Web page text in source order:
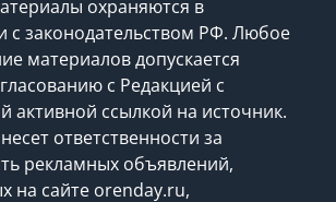
охраняются в
с законодательством РФ. Любое
материалов допускается
с Редакцией с
активной ссылкой на источник.
ответственности за
рекламных объявлений,
на сайте orenday.ru,